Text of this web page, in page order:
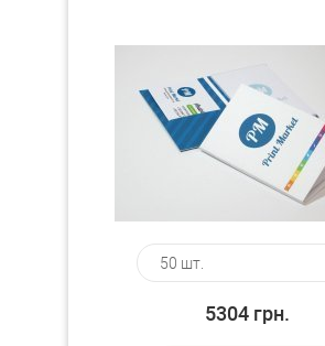
5304 грн.